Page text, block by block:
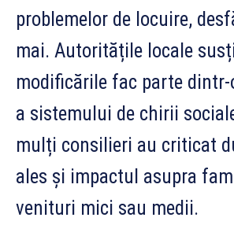
problemelor de locuire,
mai. Autoritățile locale
modificările fac parte
a sistemului de chirii
mulți consilieri au criticat
ales și impactul asupra
venituri mici sau medii.